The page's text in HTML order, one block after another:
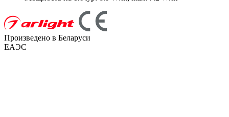
Произведено в Беларуси
ЕАЭС